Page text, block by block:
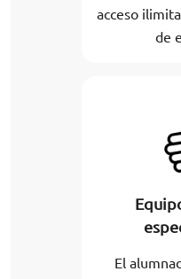
acceso
de
El